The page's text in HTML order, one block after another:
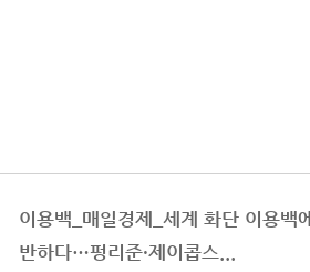
이용백_매일경제_세계 화단 이용백에
반하다…펑리준·제이콥스...